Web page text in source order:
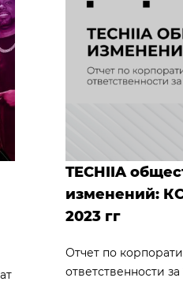
TECHIIA
изменений:
2023 гг
Отчет по
ответственности